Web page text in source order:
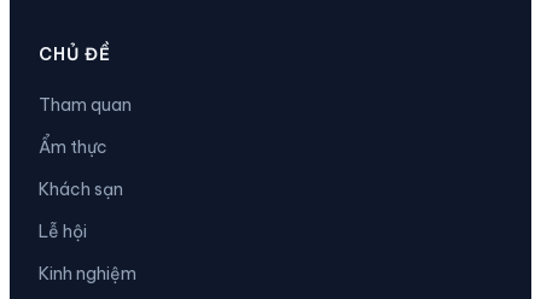
CHỦ ĐỀ
Tham quan
Ẩm thực
Khách sạn
Lễ hội
Kinh nghiệm